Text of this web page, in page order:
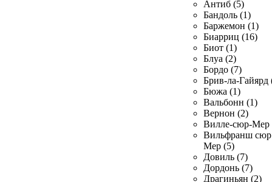
Антиб (5)
Бандоль (1)
Баржемон (1)
Биарриц (16)
Биот (1)
Блуа (2)
Бордо (7)
Брив-ла-Гайярд
Бюжа (1)
Вальбонн (1)
Вернон (2)
Вилле-сюр-Мер
Вильфранш сюр
Мер (5)
Довиль (7)
Дордонь (7)
Драгиньян (2)